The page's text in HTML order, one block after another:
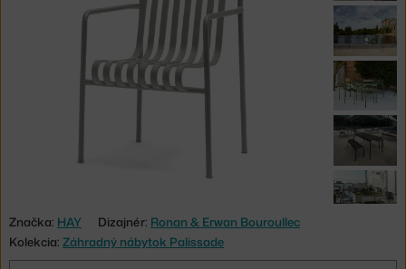
Značka: HAY Dizajnér: Ronan & Erwan Bouroullec
Kolekcia: Záhradný nábytok Palissade